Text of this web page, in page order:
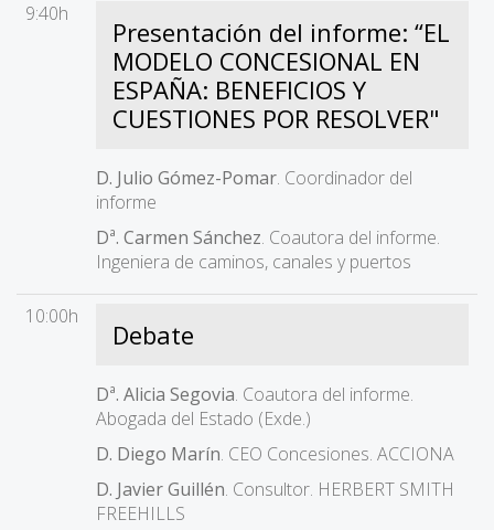
9:40h
Presentación del informe: “EL
MODELO CONCESIONAL EN
ESPAÑA: BENEFICIOS Y
CUESTIONES POR RESOLVER"
D. Julio Gómez-Pomar. Coordinador del
informe
Dª. Carmen Sánchez. Coautora del informe.
Ingeniera de caminos, canales y puertos
10:00h
Debate
Dª. Alicia Segovia. Coautora del informe.
Abogada del Estado (Exde.)
D. Diego Marín. CEO Concesiones. ACCIONA
D. Javier Guillén. Consultor. HERBERT SMITH
FREEHILLS